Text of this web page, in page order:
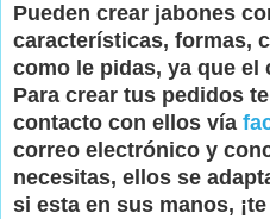
Pueden crear jabones
características, formas,
como le pidas, ya que el
Para crear tus pedidos
contacto con ellos vía
correo electrónico y
necesitas, ellos se
si esta en sus manos,